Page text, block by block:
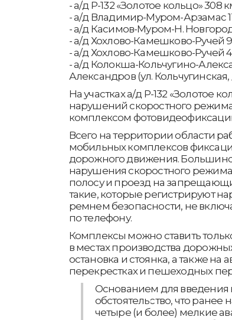
- а/д Р-132 «Золотое кольцо» 308
- а/д Владимир-Муром-Арзамас
- а/д Касимов-Муром-Н.
- а/д Хохлово-Камешково-Ручей
- а/д Хохлово-Камешково-Ручей
- а/д Колокша-Кольчугино-
Александров (ул. Кольчугинская,
На участках а/д Р-132 «Золотое
нарушений скоростного
комплексом
Всего на территории области
мобильных комплексов
дорожного движения.
нарушения скоростного
полосу и проезд на
такие, которые регистрируют
ремнем безопасности, не
по телефону.
Комплексы можно ставить
в местах производства
остановка и стоянка, а также на
перекрестках и пешеходных
Основанием для введения
обстоятельство, что
четыре (и более) мелкие